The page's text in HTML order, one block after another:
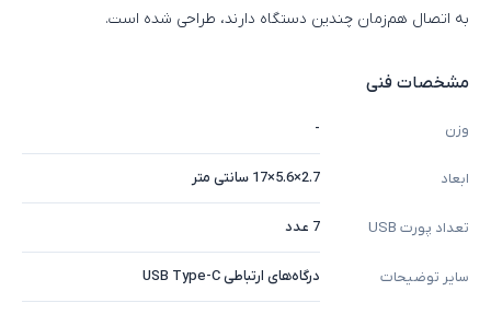
به اتصال هم‌زمان چندین دستگاه دارند، طراحی شده است.​
مشخصات فنی
وزن -
ابعاد 2.7×5.6×17 سانتی متر
تعداد پورت USB 7 عدد
سایر توضیحات درگاه‌های ارتباطی USB Type-C